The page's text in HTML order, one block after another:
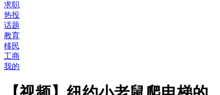
求职
热投
话题
教育
移民
工商
我的